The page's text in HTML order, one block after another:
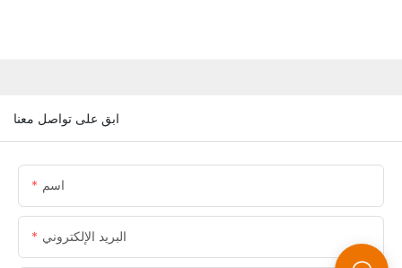
ابق على تواصل معنا
اسم
البريد الإلكتروني